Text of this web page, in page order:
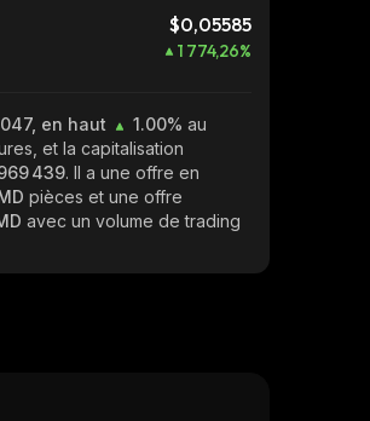
$0,05585
1 774,26%
en haut 1.00% au
et la capitalisation
439. Il a une offre en
pièces et une offre
avec un volume de trading